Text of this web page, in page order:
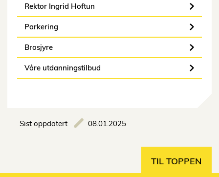
Rektor Ingrid Hoftun
Parkering
Brosjyre
Våre utdanningstilbud
Sist oppdatert 08.01.2025
TIL TOPPEN